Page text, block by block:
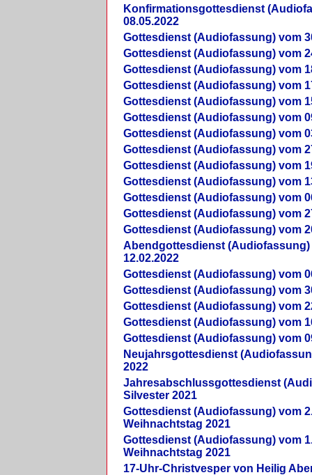
Konfirmationsgottesdienst
08.05.2022
Gottesdienst (Audiofassung) vom
Gottesdienst (Audiofassung) vom
Gottesdienst (Audiofassung) vom
Gottesdienst (Audiofassung) vom
Gottesdienst (Audiofassung) vom
Gottesdienst (Audiofassung) vom
Gottesdienst (Audiofassung) vom
Gottesdienst (Audiofassung) vom
Gottesdienst (Audiofassung) vom
Gottesdienst (Audiofassung) vom
Gottesdienst (Audiofassung) vom
Gottesdienst (Audiofassung) vom
Gottesdienst (Audiofassung) vom
Abendgottesdienst (Audiofassung)
12.02.2022
Gottesdienst (Audiofassung) vom
Gottesdienst (Audiofassung) vom
Gottesdienst (Audiofassung) vom
Gottesdienst (Audiofassung) vom
Gottesdienst (Audiofassung) vom
Neujahrsgottesdienst
2022
Jahresabschlussgottesdienst
Silvester 2021
Gottesdienst (Audiofassung) vom
Weihnachtstag 2021
Gottesdienst (Audiofassung) vom
Weihnachtstag 2021
17-Uhr-Christvesper von Heilig